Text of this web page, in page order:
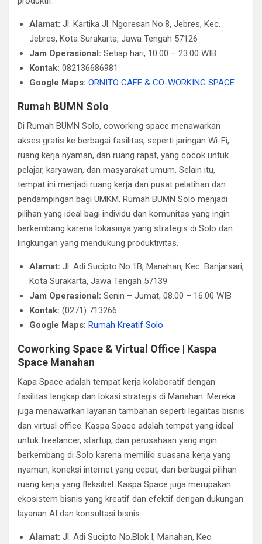
Alamat: Jl. Kartika Jl. Ngoresan No.8, Jebres, Kec.
Jebres, Kota Surakarta, Jawa Tengah 57126
Jam Operasional: Setiap hari, 10.00 – 23.00 WIB
Kontak: 082136686981
Google Maps: ORNITO CAFE & CO-WORKING SPACE
Rumah BUMN Solo
Di Rumah BUMN Solo, coworking space menawarkan
akses gratis ke berbagai fasilitas, seperti jaringan Wi-Fi,
ruang kerja nyaman, dan ruang rapat, yang cocok untuk
pelajar, karyawan, dan masyarakat umum. Selain itu,
tempat ini menjadi ruang kerja dan pusat pelatihan dan
pendampingan bagi UMKM. Rumah BUMN Solo menjadi
pilihan yang ideal bagi individu dan komunitas yang ingin
berkembang karena lokasinya yang strategis di Solo dan
lingkungan yang mendukung produktivitas.
Alamat: Jl. Adi Sucipto No.1B, Manahan, Kec. Banjarsari,
Kota Surakarta, Jawa Tengah 57139
Jam Operasional: Senin – Jumat, 08.00 – 16.00 WIB
Kontak: (0271) 713266
Google Maps: Rumah Kreatif Solo
Coworking Space & Virtual Office | Kaspa
Space Manahan
Kapa Space adalah tempat kerja kolaboratif dengan
fasilitas lengkap dan lokasi strategis di Manahan. Mereka
juga menawarkan layanan tambahan seperti legalitas bisnis
dan virtual office. Kaspa Space adalah tempat yang ideal
untuk freelancer, startup, dan perusahaan yang ingin
berkembang di Solo karena memiliki suasana kerja yang
nyaman, koneksi internet yang cepat, dan berbagai pilihan
ruang kerja yang fleksibel. Kaspa Space juga merupakan
ekosistem bisnis yang kreatif dan efektif dengan dukungan
layanan AI dan konsultasi bisnis.
Alamat: Jl. Adi Sucipto No.Blok I, Manahan, Kec.